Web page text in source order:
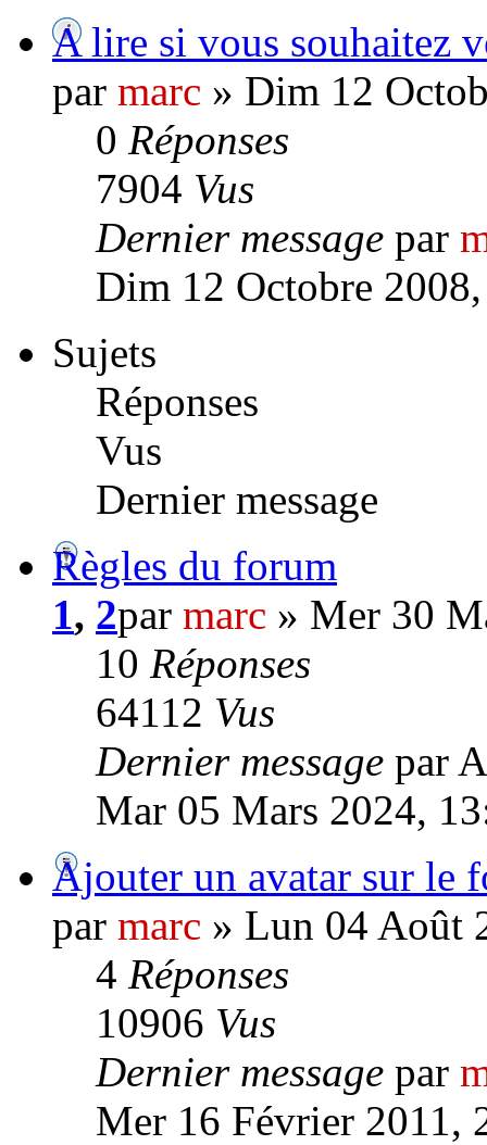
A lire si vous souhaitez
par marc » Dim 12
0 Réponses
7904 Vus
Dernier message par
Dim 12 Octobre
Sujets
Réponses
Vus
Dernier message
Règles du forum
1, 2par marc » Mer 30
10 Réponses
64112 Vus
Dernier message par
Mar 05 Mars 2024,
Ajouter un avatar sur le
par marc » Lun 04 Août
4 Réponses
10906 Vus
Dernier message par
Mer 16 Février 2011,